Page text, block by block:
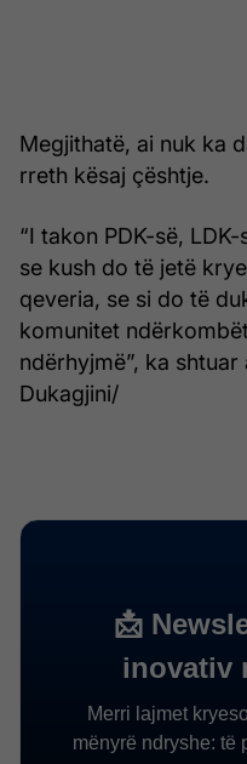
Megjithatë, ai nuk ka
rreth kësaj çështje.
“I takon PDK-së,
se kush do të jetë
qeveria, se si do të
komunitet
ndërhyjmë”, ka
Dukagjini/